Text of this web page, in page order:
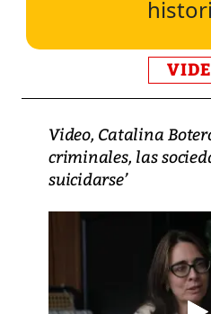
Video, Catalina
criminales, las
suicidarse’